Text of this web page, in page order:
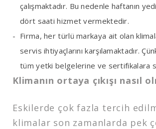
çalışmaktadır. Bu nedenle haftanın
dört saati hizmet vermektedir.
Firma, her türlü markaya ait olan
servis ihtiyaçlarını karşılamaktadır.
tüm yetki belgelerine ve sertifikalara
Klimanın ortaya çıkışı nasıl
Eskilerde çok fazla tercih
klimalar son zamanlarda pek